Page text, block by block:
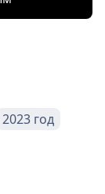
2023 год